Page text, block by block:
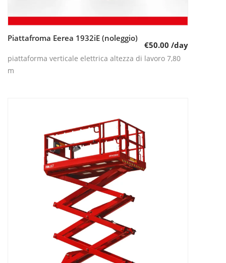
Leggi tutto
Piattafroma Eerea 1932iE (noleggio)
€50.00 /day
piattaforma verticale elettrica altezza di lavoro 7,80
m